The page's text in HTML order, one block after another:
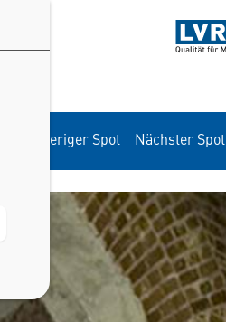
Vorheriger Spot Nächster Spot